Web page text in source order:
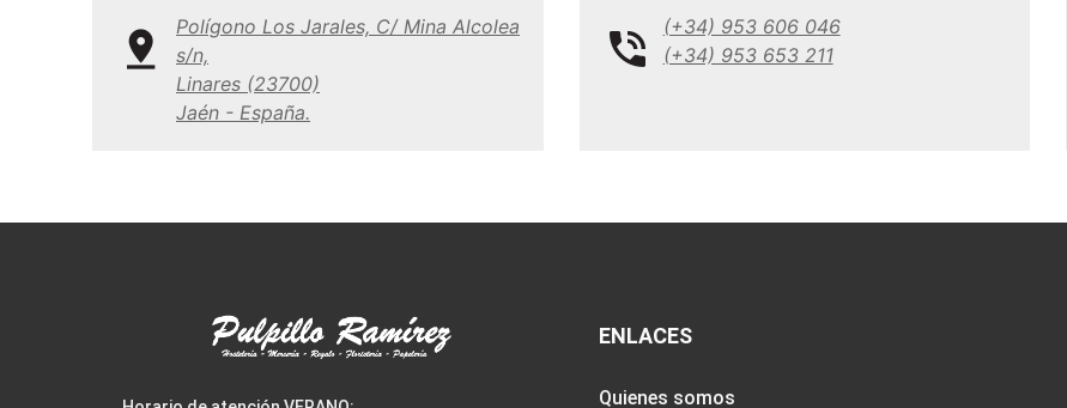
Polígono Los Jarales, C/ Mina Alcolea
s/n,
Linares (23700)
Jaén - España.
(+34) 953 606 046
(+34) 953 653 211
ENLACES
Quienes somos